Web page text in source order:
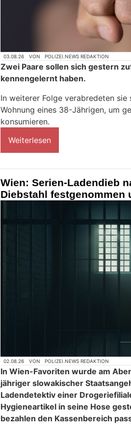
03.08.26 VON POLIZEI.NEWS REDAKTION
Zwei Paare sollen sich gestern
kennengelernt haben.
In weiterer Folge verabredeten sie
Wohnung eines 38-Jährigen, um
konsumieren.
Weiterlesen
Wien: Serien-Ladendieb
Diebstahl festgenommen
02.08.26 VON POLIZEI.NEWS REDAKTION
In Wien-Favoriten wurde am
jähriger slowakischer
Ladendetektiv einer
Hygieneartikel in seine Hose
bezahlen den Kassenbereich